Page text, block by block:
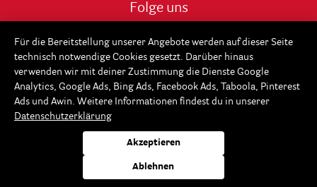
Folge uns
Für die Bereitstellung unserer Angebote werden auf dieser Seite
technisch notwendige Cookies gesetzt. Darüber hinaus
verwenden wir mit deiner Zustimmung die Dienste Google
Analytics, Google Ads, Bing Ads, Facebook Ads, Taboola, Pinterest
Ads und Awin. Weitere Informationen findest du in unserer
Datenschutzerklärung
Akzeptieren
Ablehnen